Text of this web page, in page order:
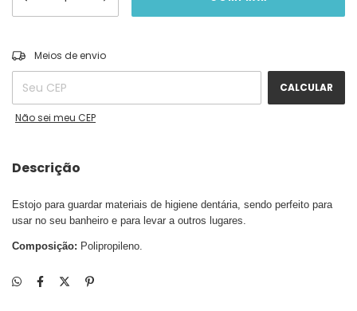
Entregas para o CEP:
Meios de envio
CALCULAR
Não sei meu CEP
Descrição
Estojo para guardar materiais de higiene dentária, sendo perfeito para
usar no seu banheiro e para levar a outros lugares.
Composição: Polipropileno.